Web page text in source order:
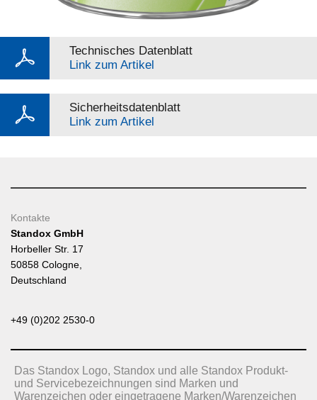
Technisches Datenblatt
Link zum Artikel
Sicherheitsdatenblatt
Link zum Artikel
Kontakte
Standox GmbH
Horbeller Str. 17
50858 Cologne,
Deutschland
+49 (0)202 2530-0
Das Standox Logo, Standox und alle Standox Produkt-
und Servicebezeichnungen sind Marken und
Warenzeichen oder eingetragene Marken/Warenzeichen